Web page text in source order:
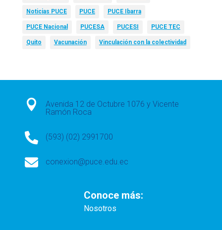
Noticias PUCE PUCE PUCE Ibarra
PUCE Nacional PUCESA PUCESI PUCE TEC
Quito Vacunación Vinculación con la colectividad

Avenida 12 de Octubre 1076 y Vicente
Ramón Roca
 (593) (02) 2991700
 conexion@puce.edu.ec
Conoce más:
Nosotros